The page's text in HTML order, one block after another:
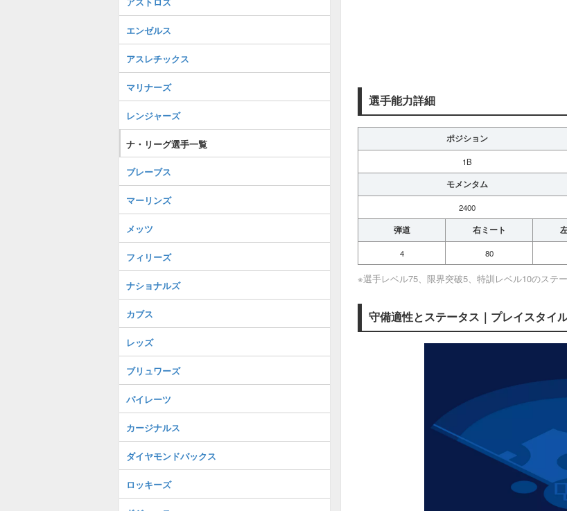
選手能力詳細
ポジション
1B
モメンタム
2400
弾道 右ミート
4 80
※選手レベル75、限界突破5、特訓レベル10のステ
守備適性とステータス｜プレイスタイ
エンゼルス
アスレチックス
マリナーズ
レンジャーズ
ナ・リーグ選手一覧
ブレーブス
マーリンズ
メッツ
フィリーズ
ナショナルズ
カブス
レッズ
ブリュワーズ
パイレーツ
カージナルス
ダイヤモンドバックス
ロッキーズ